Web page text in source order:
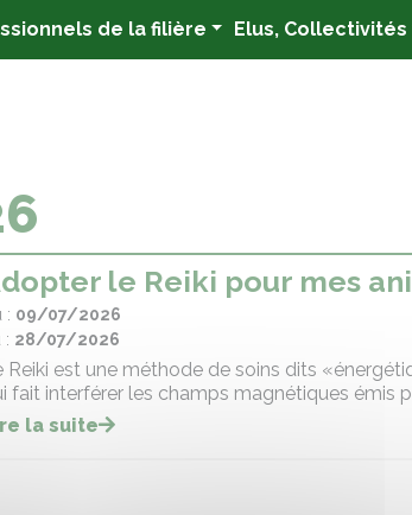
de la filière Elus, Collectivités
le Reiki pour mes
: 09/07/2026
: 28/07/2026
Reiki est une méthode de soins dits
fait interférer les champs magnétiques émis
la suite